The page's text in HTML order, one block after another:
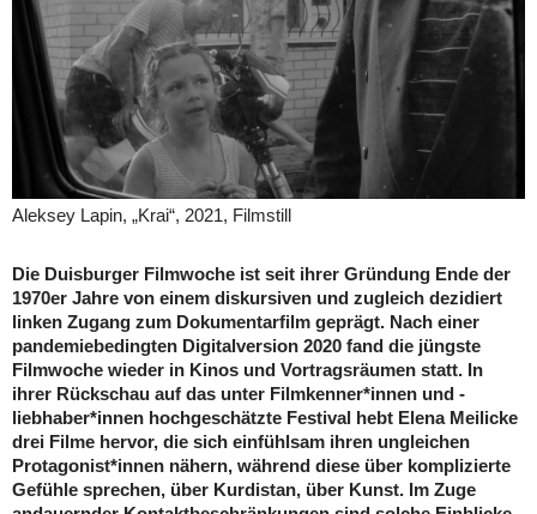
Aleksey Lapin, „Krai“, 2021, Filmstill
Die Duisburger Filmwoche ist seit ihrer Gründung Ende der
1970er Jahre von einem diskursiven und zugleich dezidiert
linken Zugang zum Dokumentarfilm geprägt. Nach einer
pandemiebedingten Digitalversion 2020 fand die jüngste
Filmwoche wieder in Kinos und Vortragsräumen statt. In
ihrer Rückschau auf das unter Filmkenner*innen und -
liebhaber*innen hochgeschätzte Festival hebt Elena Meilicke
drei Filme hervor, die sich einfühlsam ihren ungleichen
Protagonist*innen nähern, während diese über komplizierte
Gefühle sprechen, über Kurdistan, über Kunst. Im Zuge